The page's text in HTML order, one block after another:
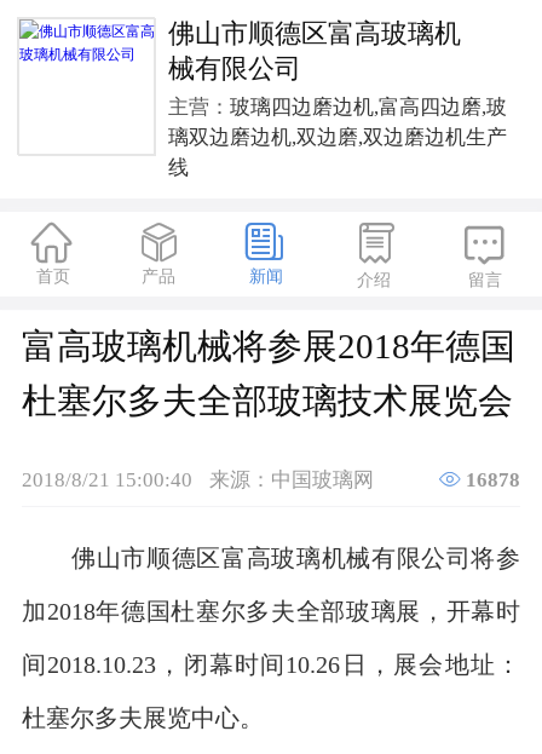
佛山市顺德区富高玻璃机
械有限公司
主营： 玻璃四边磨边机,富高四边磨,玻
璃双边磨边机,双边磨,双边磨边机生产
线

首页

产品

新闻

介绍

留言
富高玻璃机械将参展2018年德国
杜塞尔多夫全部玻璃技术展览会
2018/8/21 15:00:40 来源：中国玻璃网  16878
佛山市顺德区富高玻璃机械有限公司将参
加2018年德国杜塞尔多夫全部玻璃展，开幕时
间2018.10.23，闭幕时间10.26日，展会地址：
杜塞尔多夫展览中心。